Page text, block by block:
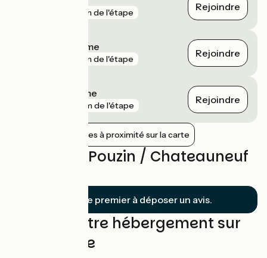
3 km de l'étape Rejoindre
Livron-sur-Drôme
5 km de l'étape Rejoindre
Loriol-sur-Drôme
6 km de l'étape Rejoindre
Afficher les gares à proximité sur la carte
Avis sur Le Pouzin / Chateauneuf
Soyez le premier à déposer un avis.
Trouvez votre hébergement sur
cette étape